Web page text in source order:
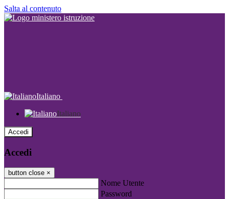
Salta al contenuto
Italiano
Italiano
Accedi
Accedi
button close ×
Nome Utente
Password